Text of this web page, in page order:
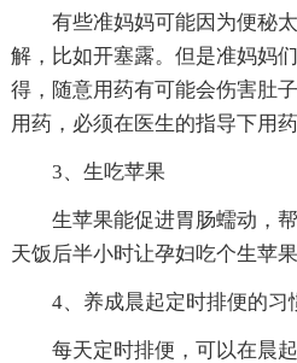
有些准妈妈可能因为便秘
解，比如开塞露。但是准妈妈
得，随意用药有可能会伤害肚
用药，必须在医生的指导下用药
3、生吃苹果
生苹果能促进胃肠蠕动，
天饭后半小时让孕妇吃个生苹
4、养成晨起定时排便的习
每天定时排便，可以在晨